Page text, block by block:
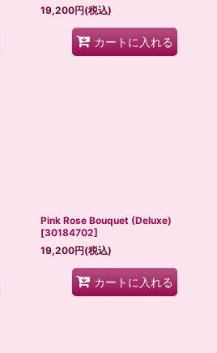
19,200円(税込)
カートに入れる
Pink Rose Bouquet (Deluxe)
[30184702]
19,200円(税込)
カートに入れる